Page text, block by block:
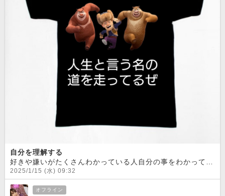
自分を理解する
2025/1/15 (水) 09:32
オフライン